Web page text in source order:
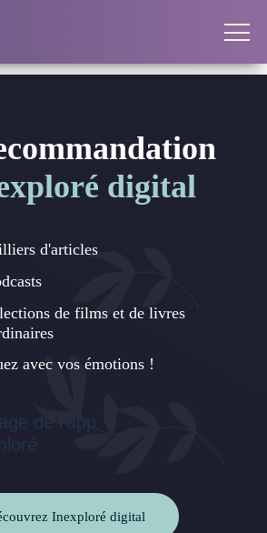
digital
d'articles
de films et de livres
avec vos émotions !
Inexploré digital